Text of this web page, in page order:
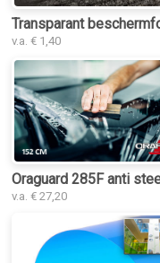
Transparant
v.a. € 1,40
Oraguard 285F anti
v.a. € 27,20